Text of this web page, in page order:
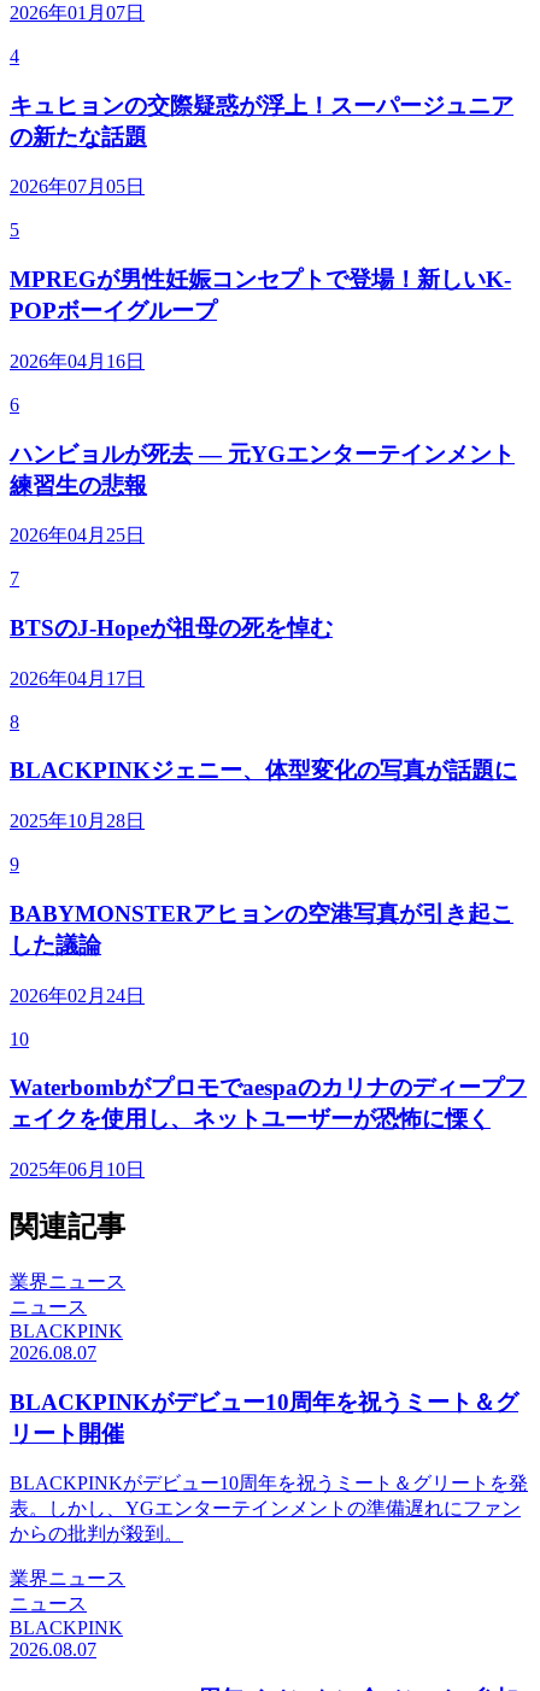
2026年01月07日
4
キュヒョンの交際疑惑が浮上！スーパージュニア
の新たな話題
2026年07月05日
5
MPREGが男性妊娠コンセプトで登場！新しいK-
POPボーイグループ
2026年04月16日
6
ハンビョルが死去 — 元YGエンターテインメント
練習生の悲報
2026年04月25日
7
BTSのJ-Hopeが祖母の死を悼む
2026年04月17日
8
BLACKPINKジェニー、体型変化の写真が話題に
2025年10月28日
9
BABYMONSTERアヒョンの空港写真が引き起こ
した議論
2026年02月24日
10
Waterbombがプロモでaespaのカリナのディープフ
ェイクを使用し、ネットユーザーが恐怖に慄く
2025年06月10日
関連記事
業界ニュース
ニュース
BLACKPINK
2026.08.07
BLACKPINKがデビュー10周年を祝うミート＆グ
リート開催
BLACKPINKがデビュー10周年を祝うミート＆グリートを発
表。しかし、YGエンターテインメントの準備遅れにファン
からの批判が殺到。
業界ニュース
ニュース
BLACKPINK
2026.08.07